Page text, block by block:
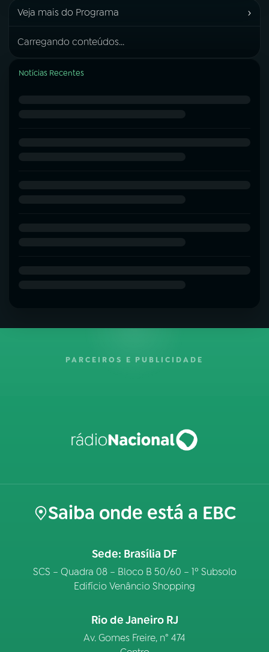
Veja mais do Programa ›
Carregando conteúdos...
Notícias Recentes
PARCEIROS E PUBLICIDADE
Saiba onde está a EBC
Sede: Brasília DF
SCS – Quadra 08 – Bloco B 50/60 – 1º Subsolo
Edifício Venâncio Shopping
Rio de Janeiro RJ
Av. Gomes Freire, n° 474